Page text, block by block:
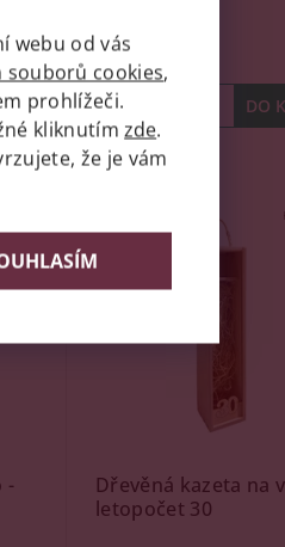
Skladem
249 Kč
-
Dřevěná kazeta na
letopočet 30
webu od vás
souborů cookies,
prohlížeči.
kliknutímzde.
že je vám